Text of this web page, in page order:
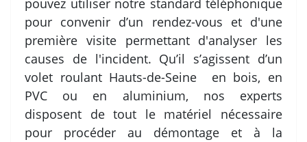
pouvez utiliser notre standard téléphonique
pour convenir d’un rendez-vous et d'une
première visite permettant d'analyser les
causes de l'incident. Qu’il s’agissent d’un
volet roulant Hauts-de-Seine en bois, en
PVC ou en aluminium, nos experts
disposent de tout le matériel nécessaire
pour procéder au démontage et à la